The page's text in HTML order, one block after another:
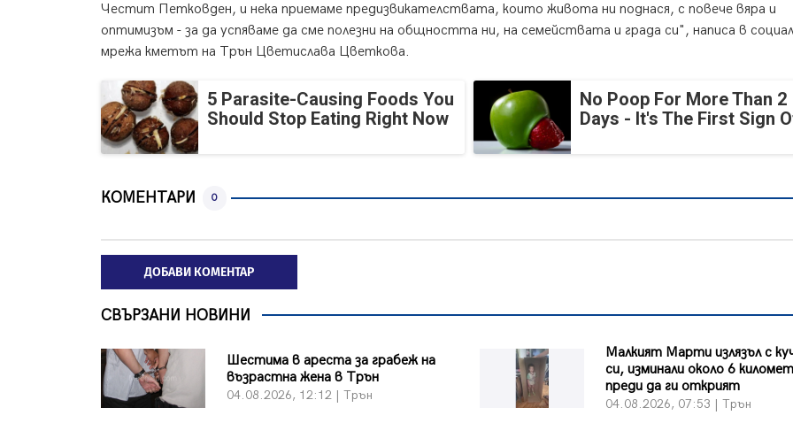
Честит Петковден, и нека приемаме предизвикателствата, които живота ни поднася, с повече вяра и
оптимизъм - за да успяваме да сме полезни на общността ни, на семействата и града си", написа в
мрежа кметът на Трън Цветислава Цветкова.
5 Parasite-Causing Foods You
Should Stop Eating Right Now
No Poop For More Than 2
Days - It's The First Sign
КОМЕНТАРИ 0
ДОБАВИ КОМЕНТАР
СВЪРЗАНИ НОВИНИ
Шестима в ареста за грабеж на
възрастна жена в Трън
04.08.2026, 12:12 | Трън
Малкият Марти излязъл с
си, изминали около 6
преди да ги открият
04.08.2026, 07:53 | Трън